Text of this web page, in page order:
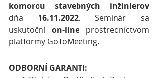
komorou stavebných inžinierov
dňa 16.11.2022. Seminár sa
uskutoční on-line prostredníctvom
platformy GoToMeeting.
ODBORNÍ GARANTI: